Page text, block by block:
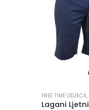
FREE TIME ODJEĆA,